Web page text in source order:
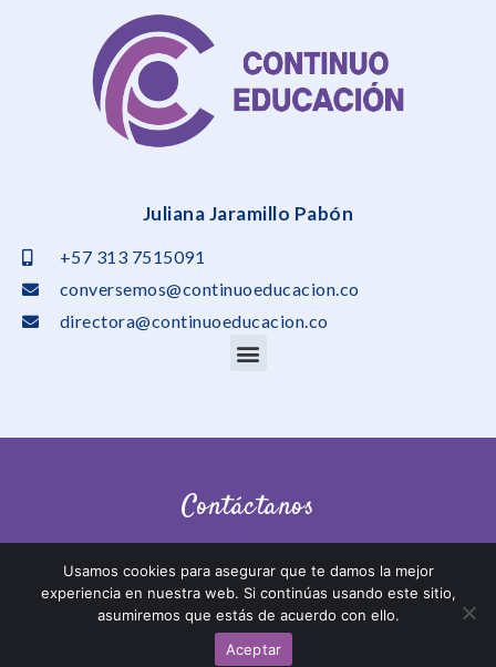
Juliana Jaramillo Pabón
+57 313 7515091
conversemos@continuoeducacion.co
directora@continuoeducacion.co
Contáctanos
Política De Privacidad
Usamos cookies para asegurar que te damos la mejor
experiencia en nuestra web. Si continúas usando este sitio,
asumiremos que estás de acuerdo con ello.
Aceptar